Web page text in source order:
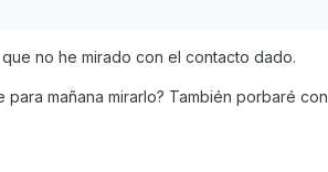
no he mirado con el contacto dado.
mañana mirarlo? También porbaré con